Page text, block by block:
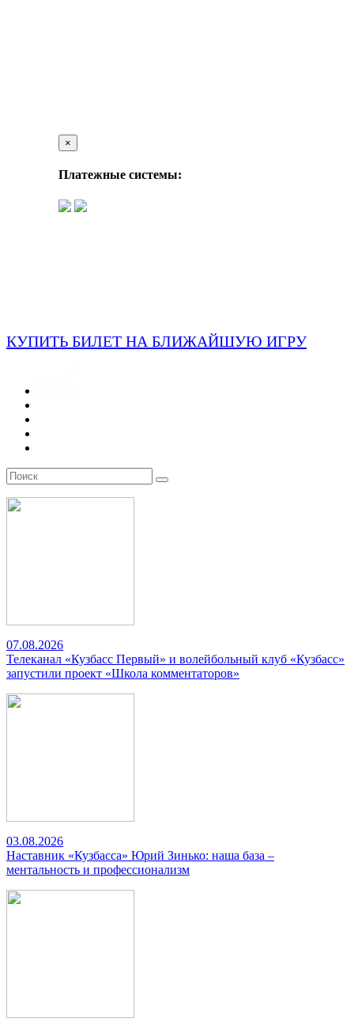
×
Платежные системы:
КУПИТЬ БИЛЕТ НА БЛИЖАЙШУЮ ИГРУ
07.08.2026
Телеканал «Кузбасс Первый» и волейбольный клуб «Кузбасс»
запустили проект «Школа комментаторов»
03.08.2026
Наставник «Кузбасса» Юрий Зинько: наша база –
ментальность и профессионализм